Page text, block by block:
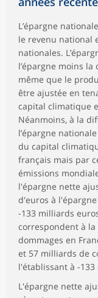
L’épargne
le revenu national
nationales.
l’épargne moins
même que le
être ajustée en
capital climatique
Néanmoins, à la
l’épargne
du capital
français mais par
émissions
l'épargne nette
d'euros à
-133 milliards
correspondent à
dommages en
et 57 milliards de
l'établissant à -
L'épargne nette